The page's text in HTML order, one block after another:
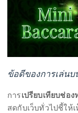
All
Right
Reserved
Privacy
Ploicy
|
ข้อดีของการเล่น
การเปรียบเทียบช่อ
สดกับเว็บทั่วไปชี้ให้